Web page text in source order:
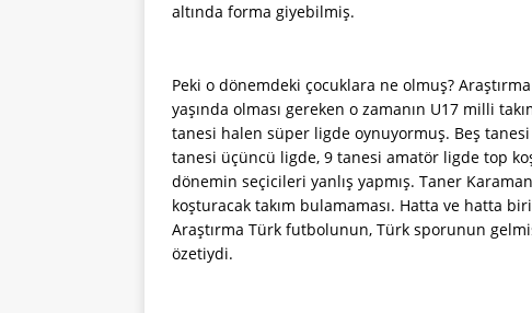
altında forma giyebilmiş.
Peki o dönemdeki çocuklara ne olmuş?
yaşında olması gereken o zamanın U17 milli
tanesi halen süper ligde oynuyormuş. Beş
tanesi üçüncü ligde, 9 tanesi amatör ligde top
dönemin seçicileri yanlış yapmış. Taner
koşturacak takım bulamaması. Hatta ve hatta
Araştırma Türk futbolunun, Türk sporunun
özetiydi.